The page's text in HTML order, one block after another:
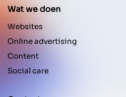
Wat we doen
Websites
Online advertising
Content
Social care